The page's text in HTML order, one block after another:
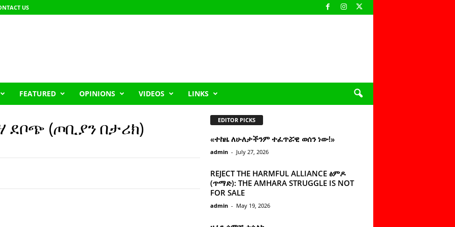
US
FEATURED OPINIONS VIDEOS LINKS
ደቦጭ (ጦቢያን በታሪክ) EDITOR PICKS
«ተከዜ ለሁለታችንም ተፈጥሯዊ ወሰን ነው!»
admin - July 27, 2026
REJECT THE HARMFUL ALLIANCE ፅምዶ
(ጥማድ): THE AMHARA STRUGGLE IS NOT
FOR SALE
admin - May 19, 2026